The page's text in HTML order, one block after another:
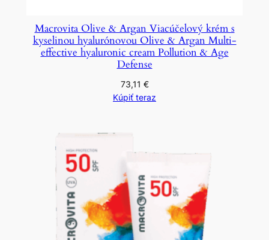
Macrovita Olive & Argan Viacúčelový krém s
kyselinou hyalurónovou Olive & Argan Multi-
effective hyaluronic cream Pollution & Age
Defense
73,11 €
Kúpiť teraz